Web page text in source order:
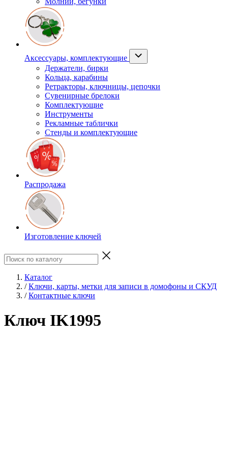
Аксессуары, комплектующие
Держатели, бирки
Кольца, карабины
Ретракторы, ключницы, цепочки
Сувенирные брелоки
Комплектующие
Инструменты
Рекламные таблички
Стенды и комплектующие
Распродажа
Изготовление ключей
Каталог
/ Ключи, карты, метки для записи в домофоны и СКУД
/ Контактные ключи
Ключ IK1995